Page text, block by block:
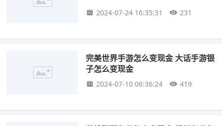
2024-07-24 16:35:31 231
完美世界手游怎么变现金 大话手游银
子怎么变现金
2024-07-10 06:36:24 419